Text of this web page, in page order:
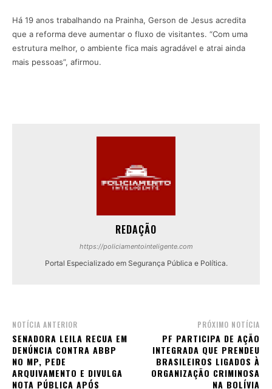
Há 19 anos trabalhando na Prainha, Gerson de Jesus acredita
que a reforma deve aumentar o fluxo de visitantes. “Com uma
estrutura melhor, o ambiente fica mais agradável e atrai ainda
mais pessoas”, afirmou.
REDAÇÃO
https://policiamentointeligente.com
Portal Especializado em Segurança Pública e Política.
NOTÍCIA ANTERIOR
SENADORA LEILA RECUA EM
DENÚNCIA CONTRA ABBP
NO MP, PEDE
ARQUIVAMENTO E DIVULGA
NOTA PÚBLICA APÓS
PRÓXIMO NOTÍCIA
PF PARTICIPA DE AÇÃO
INTEGRADA QUE PRENDEU
BRASILEIROS LIGADOS À
ORGANIZAÇÃO CRIMINOSA
NA BOLÍVIA